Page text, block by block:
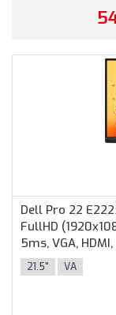
Dell Pro 22
FullHD
5ms, VGA,
színben
21.5" VA